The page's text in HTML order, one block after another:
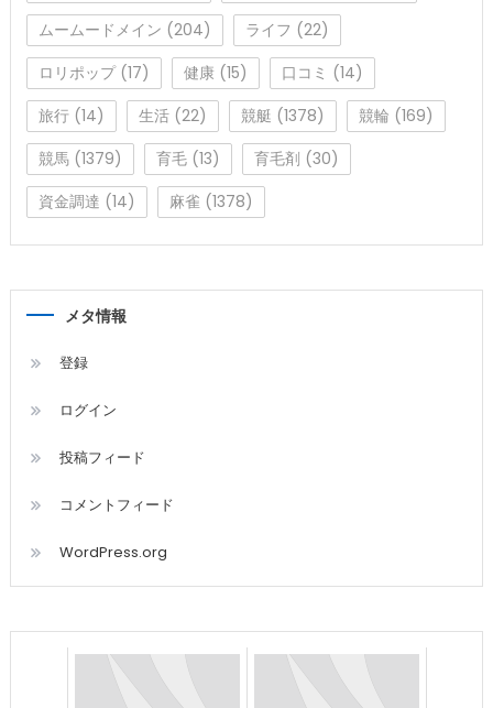
ムームードメイン (204) ライフ (22)
ロリポップ(17) 健康(15) 口コミ (14)
旅行(14) 生活(22) 競艇 (1378) 競輪 (169)
競馬(1379) 育毛(13) 育毛剤 (30)
資金調達 (14) 麻雀 (1378)
メタ情報
登録
ログイン
投稿フィード
コメントフィード
WordPress.org